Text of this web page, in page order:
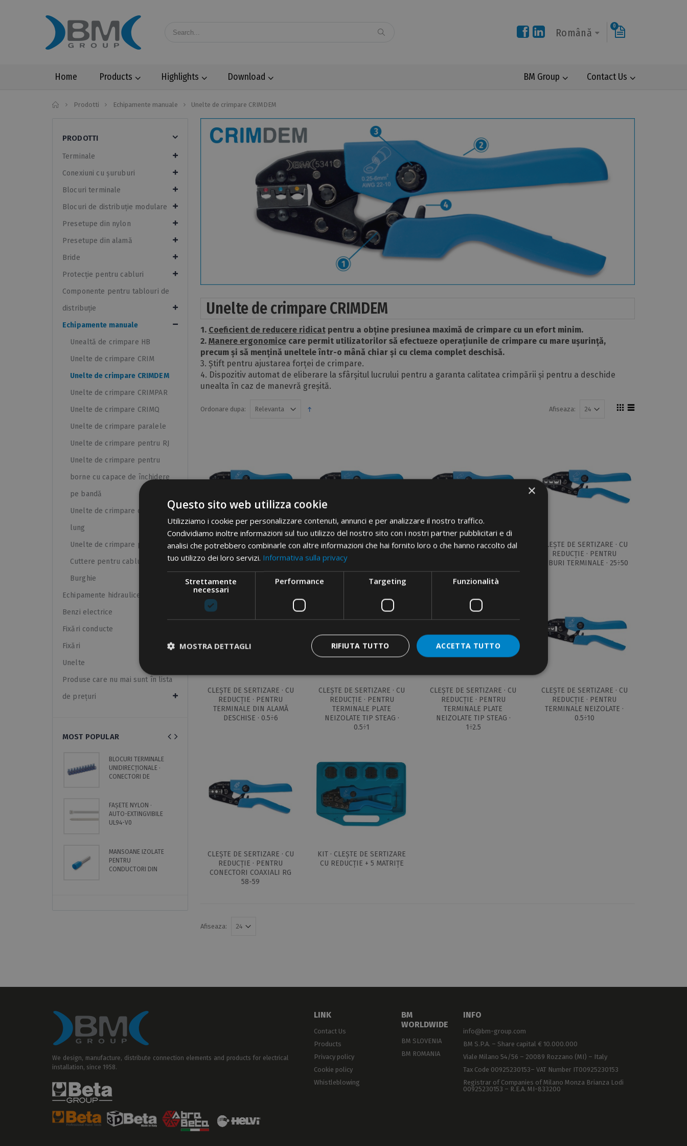
Română
0
Home Products Highlights Download Contact Us
BM Group
Home
Prodotti Echipamente manuale Unelte de crimpare CRIMDEM
Unelte de crimpare CRIMDEM
1. Coeficient de reducere ridicatpentru a obține presiunea maximă de crimpare cu un efort minim.
2. Manere ergonomicecare permit utilizatorilor să efectueze operațiunile de crimpare cu mare ușurință,
precum și să mențină uneltele într-o mână chiar și cu clema complet deschisă.
3. Știft pentru ajustarea forței de crimpare.
4. Dispozitiv automat de eliberare la sfârșitul lucrului pentru a garanta calitatea crimpării și pentru a deschide
unealta în caz de manevră greșită.
Ordonare dupa: Afiseaza:
CLEȘTE DE SERTIZARE · CU
REDUCȚIE · PENTRU
TERMINALE IZOLATE · 0.5÷6
CLEȘTE DE SERTIZARE · CU
REDUCȚIE · PENTRU
TUBURI TERMINALE · 0.5÷4
CLEȘTE DE SERTIZARE · CU
CLEȘTE DE SERTIZARE · CU
REDUCȚIE · PENTRU
TUBURI TERMINALE · 25÷50
CLEȘTE DE SERTIZARE · CU
REDUCȚIE · PENTRU
TERMINALE DIN ALAMĂ
DESCHISE · 0.5÷6
CLEȘTE DE SERTIZARE · CU
REDUCȚIE · PENTRU
TERMINALE PLATE
NEIZOLATE TIP STEAG ·
0.5÷1
CLEȘTE DE SERTIZARE · CU
REDUCȚIE · PENTRU
TERMINALE PLATE
NEIZOLATE TIP STEAG ·
1÷2.5
CLEȘTE DE SERTIZARE · CU
REDUCȚIE · PENTRU
TERMINALE NEIZOLATE ·
0.5÷10
CLEȘTE DE SERTIZARE · CU
REDUCȚIE · PENTRU
CONECTORI COAXIALI RG
58-59
KIT · CLEȘTE DE SERTIZARE
CU REDUCȚIE + 5 MATRIȚE
Afiseaza:
PRODOTTI
Terminale
Conexiuni cu șuruburi
Blocuri terminale
Blocuri de distribuție modulare
Presetupe din nylon
Presetupe din alamă
Bride
Protecție pentru cabluri
Componente pentru tablouri de
distribuție
Echipamente manuale
Unealtă de crimpare HB
Unelte de crimpare CRIM
Unelte de crimpare CRIMDEM
Unelte de crimpare CRIMPAR
Unelte de crimpare CRIMQ
Unelte de crimpare paralele
Unelte de crimpare pentru RJ
Unelte de crimpare pentru
borne cu capace de închidere
pe bandă
Unelte de crimpare cu mâner
lung
Unelte de crimpare pneumatice
Cuttere pentru cabluri
Burghie
Echipamente hidraulice
Benzi electrice
Fixări conducte
Fixări
Unelte
Produse care nu mai sunt în lista
de prețuri
MOST POPULAR
BLOCURI TERMINALE
UNIDIRECȚIONALE ·
CONECTORI DE
FAȘETE NYLON ·
AUTO-EXTINGVIBILE
UL94-V0
MANSOANE IZOLATE
PENTRU
CONDUCTORI DIN
CLEȘTE DE SERTIZARE
· HIDRAULIC · MANUAL
TERMINALE PENTRU
CONDUCTORI DE
CUPRU · NEIZOLATE
We design, manufacture, distribute connection elements and products for electrical
installation, since 1958.
LINK
Contact Us
Products
Privacy policy
Cookie policy
Whistleblowing
BM
WORLDWIDE
BM SLOVENIA
BM ROMANIA
INFO
info@bm-group.com
BM S.P.A. – Share capital € 10.000.000
Viale Milano 54/56 – 20089 Rozzano (MI) – Italy
Tax Code 00925230153– VAT Number IT00925230153
Registrar of Companies of Milano Monza Brianza Lodi
00925230153 – R.E.A. MI-833200
×
Questo sito web utilizza cookie
Utilizziamo i cookie per personalizzare contenuti, annunci e per analizzare il nostro traffico.
Condividiamo inoltre informazioni sul tuo utilizzo del nostro sito con i nostri partner pubblicitari e di
analisi che potrebbero combinarle con altre informazioni che hai fornito loro o che hanno raccolto dal
tuo utilizzo dei loro servizi. Informativa sulla privacy
Strettamente
necessari
Performance Targeting Funzionalità
ACCETTA TUTTO
RIFIUTA TUTTO
MOSTRA DETTAGLI